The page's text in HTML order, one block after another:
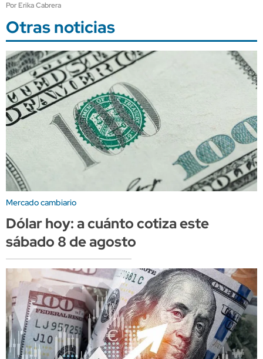
Por Erika Cabrera
Otras noticias
Mercado cambiario
Dólar hoy: a cuánto cotiza este
sábado 8 de agosto